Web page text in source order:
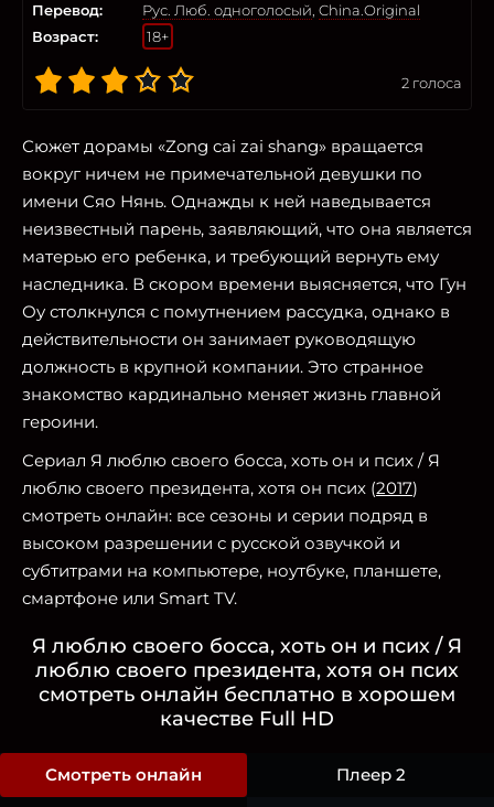
Перевод:
Рус. Люб. одноголосый China.Original
Возраст:
18+
2 голоса
Сюжет дорамы «Zong cai zai shang» вращается
вокруг ничем не примечательной девушки по
имени Сяо Нянь. Однажды к ней наведывается
неизвестный парень, заявляющий, что она является
матерью его ребенка, и требующий вернуть ему
наследника. В скором времени выясняется, что Гун
Оу столкнулся с помутнением рассудка, однако в
действительности он занимает руководящую
должность в крупной компании. Это странное
знакомство кардинально меняет жизнь главной
героини.
Сериал Я люблю своего босса, хоть он и псих / Я
люблю своего президента, хотя он псих (2017)
смотреть онлайн: все сезоны и серии подряд в
высоком разрешении с русской озвучкой и
субтитрами на компьютере, ноутбуке, планшете,
смартфоне или Smart TV.
Я люблю своего босса, хоть он и псих / Я
люблю своего президента, хотя он псих
смотреть онлайн бесплатно в хорошем
качестве Full HD
Смотреть онлайн Плеер 2